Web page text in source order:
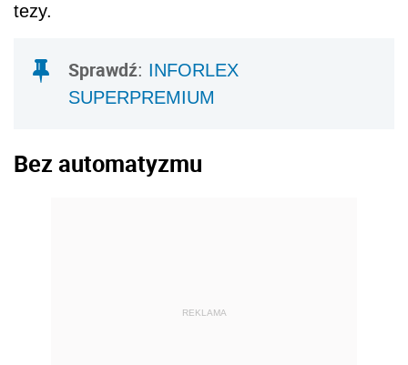
tezy.
Sprawdź: INFORLEX
SUPERPREMIUM
Bez automatyzmu
REKLAMA